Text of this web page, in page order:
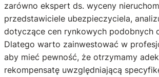
zarówno ekspert ds. wyceny
przedstawiciele ubezpieczyciela,
dotyczące cen rynkowych podobnych
Dlatego warto zainwestować w
aby mieć pewność, że otrzymamy
rekompensatę uwzględniającą